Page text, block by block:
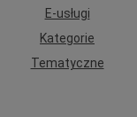
E-usługi
Kategorie
Tematyczne